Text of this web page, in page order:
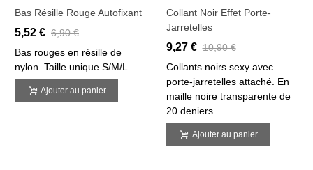
Bas Résille Rouge Autofixant
5,52 € 6,90 €
Bas rouges en résille de
nylon. Taille unique S/M/L.
Ajouter au panier
Collant Noir Effet Porte-
Jarretelles
9,27 € 10,90 €
Collants noirs sexy avec
porte-jarretelles attaché. En
maille noire transparente de
20 deniers.
Ajouter au panier